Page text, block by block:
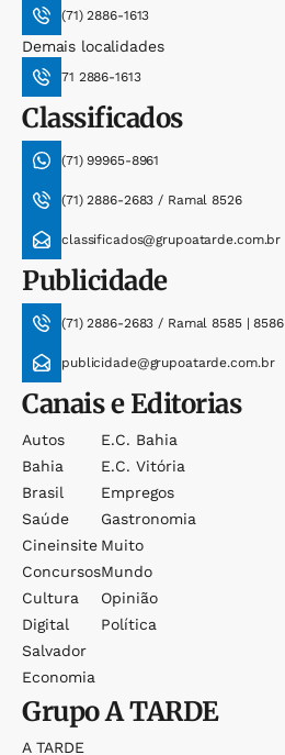
(71) 2886-1613
Demais localidades
71 2886-1613
Classificados
(71) 99965-8961
(71) 2886-2683 / Ramal 8526
classificados@grupoatarde.com.br
Publicidade
(71) 2886-2683 / Ramal 8585 | 8586
publicidade@grupoatarde.com.br
Canais e Editorias
Autos
Bahia
Brasil
Saúde
Cineinsite
Concursos
Cultura
Digital
Salvador
Economia
E.c. Bahia
E.c. Vitória
Empregos
Gastronomia
Muito
Mundo
Opinião
Política
GrupoA TARDE
A TARDE